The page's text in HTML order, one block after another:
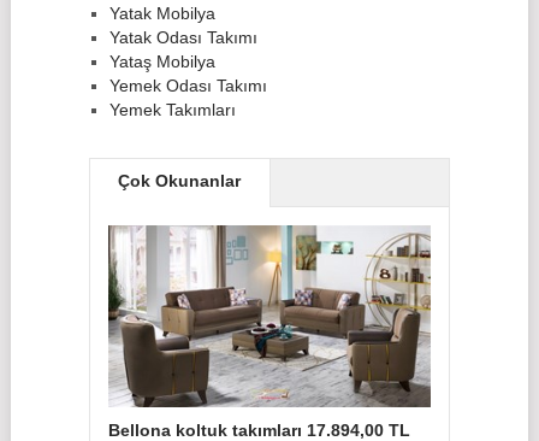
Yatak Mobilya
Yatak Odası Takımı
Yataş Mobilya
Yemek Odası Takımı
Yemek Takımları
Çok Okunanlar
Bellona koltuk takımları 17.894,00 TL